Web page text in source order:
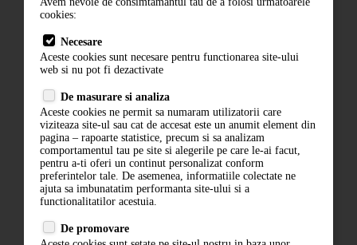
Termeni si conditii
Politica de confidentialitate
ANPC
cookies:
Necesare
Aceste cookies sunt necesare pentru functionarea site-ului
web si nu pot fi dezactivate
De masurare si analiza
Aceste cookies ne permit sa numaram utilizatorii care
viziteaza site-ul sau cat de accesat este un anumit element din
pagina – rapoarte statistice, precum si sa analizam
comportamentul tau pe site si alegerile pe care le-ai facut,
pentru a-ti oferi un continut personalizat conform
preferintelor tale. De asemenea, informatiile colectate ne
ajuta sa imbunatatim performanta site-ului si a
functionalitatilor acestuia.
De promovare